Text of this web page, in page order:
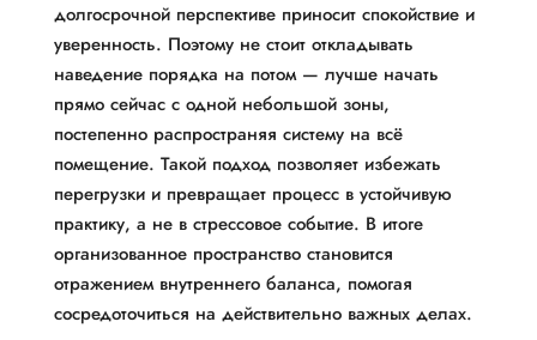
долгосрочной перспективе приносит спокойствие и
уверенность. Поэтому не стоит откладывать
наведение порядка на потом — лучше начать
прямо сейчас с одной небольшой зоны,
постепенно распространяя систему на всё
помещение. Такой подход позволяет избежать
перегрузки и превращает процесс в устойчивую
практику, а не в стрессовое событие. В итоге
организованное пространство становится
отражением внутреннего баланса, помогая
сосредоточиться на действительно важных делах.